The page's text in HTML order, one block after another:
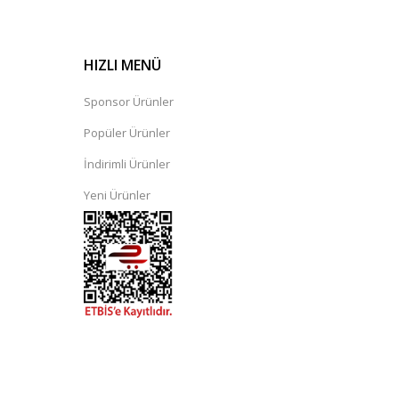
HIZLI MENÜ
Sponsor Ürünler
Popüler Ürünler
İndirimli Ürünler
Yeni Ürünler